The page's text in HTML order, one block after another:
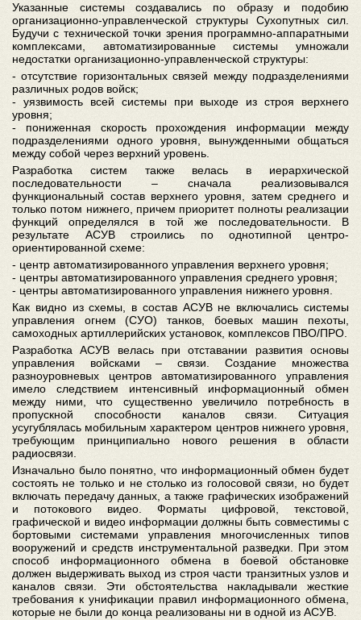
Указанные системы создавались по образу и подобию
организационно-управленческой структуры Сухопутных сил.
Будучи с технической точки зрения программно-аппаратными
комплексами, автоматизированные системы умножали
недостатки организационно-управленческой структуры:
- отсутствие горизонтальных связей между подразделениями
различных родов войск;
- уязвимость всей системы при выходе из строя верхнего
уровня;
- пониженная скорость прохождения информации между
подразделениями одного уровня, вынужденными общаться
между собой через верхний уровень.
Разработка систем также велась в иерархической
последовательности – сначала реализовывался
функциональный состав верхнего уровня, затем среднего и
только потом нижнего, причем приоритет полноты реализации
функций определялся в той же последовательности. В
результате АСУВ строились по однотипной центро-
ориентированной схеме:
- центр автоматизированного управления верхнего уровня;
- центры автоматизированного управления среднего уровня;
- центры автоматизированного управления нижнего уровня.
Как видно из схемы, в состав АСУВ не включались системы
управления огнем (СУО) танков, боевых машин пехоты,
самоходных артиллерийских установок, комплексов ПВО/ПРО.
Разработка АСУВ велась при отставании развития основы
управления войсками – связи. Создание множества
разноуровневых центров автоматизированного управления
имело следствием интенсивный информационный обмен
между ними, что существенно увеличило потребность в
пропускной способности каналов связи. Ситуация
усугублялась мобильным характером центров нижнего уровня,
требующим принципиально нового решения в области
радиосвязи.
Изначально было понятно, что информационный обмен будет
состоять не только и не столько из голосовой связи, но будет
включать передачу данных, а также графических изображений
и потокового видео. Форматы цифровой, текстовой,
графической и видео информации должны быть совместимы с
бортовыми системами управления многочисленных типов
вооружений и средств инструментальной разведки. При этом
способ информационного обмена в боевой обстановке
должен выдерживать выход из строя части транзитных узлов и
каналов связи. Эти обстоятельства накладывали жесткие
требования к унификации правил информационного обмена,
которые не были до конца реализованы ни в одной из АСУВ.